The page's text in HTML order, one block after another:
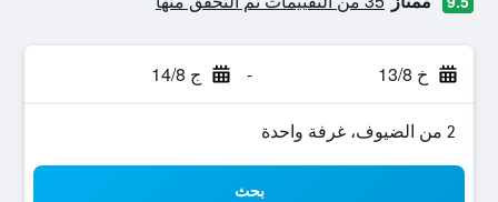
خ 13/8 - ج 14/8
2 من الضيوف، غرفة واحدة
بحث